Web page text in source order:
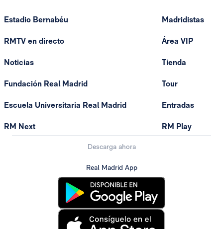
Estadio Bernabéu
RMTV en directo
Noticias
Fundación Real Madrid
Escuela Universitaria Real Madrid
RM Next
Madridistas
Área VIP
Tienda
Tour
Entradas
RM Play
Descarga ahora
Real Madrid App